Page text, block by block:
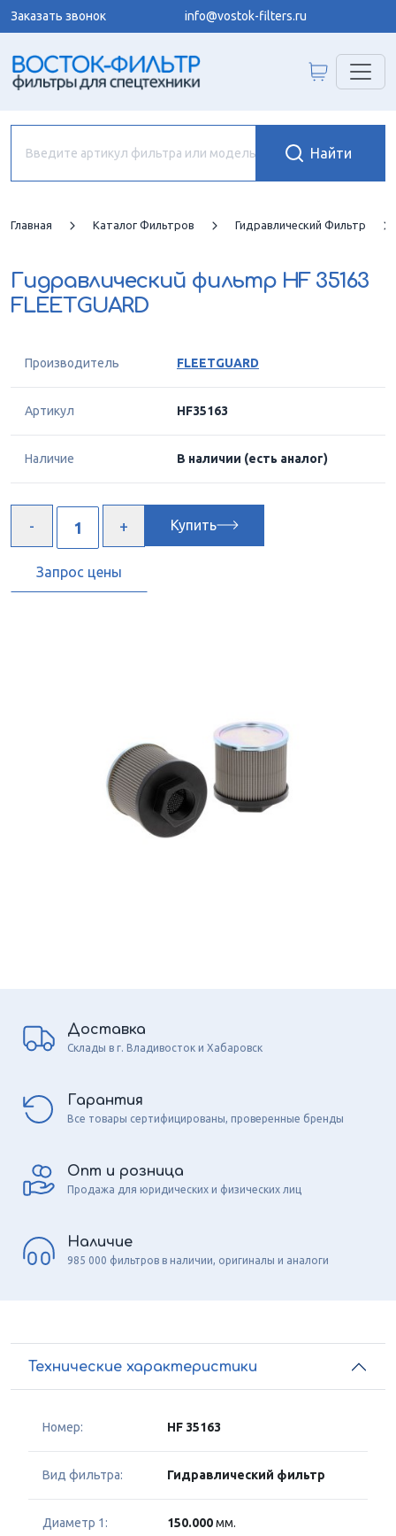
Заказать звонок info@vostok-filters.ru
Главная Каталог Фильтров Гидравлический Фильтр
Гидравлический фильтр HF 35163
FLEETGUARD
Производитель FLEETGUARD
Артикул HF35163
Наличие В наличии (есть аналог)
Купить
Запрос цены
Доставка
Склады в г. Владивосток и Хабаровск
Гарантия
Все товары сертифицированы, проверенные бренды
Опт и розница
Продажа для юридических и физических лиц
Наличие
985 000 фильтров в наличии, оригиналы и аналоги
Технические характеристики
Номер: HF 35163
Вид фильтра: Гидравлический фильтр
Диаметр 1: 150.000мм.